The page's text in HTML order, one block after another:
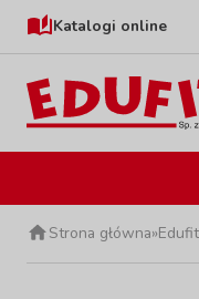
Katalogi online
Strona główna»Edufit